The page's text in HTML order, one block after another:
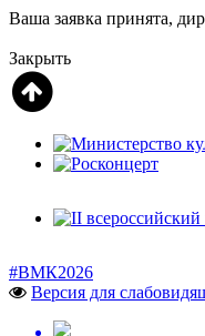
Ваша заявка принята,
Закрыть
#ВМК2026
Версия для